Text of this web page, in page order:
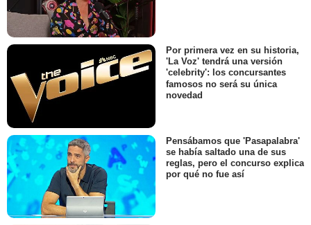
Por primera vez en su historia,
'La Voz' tendrá una versión
'celebrity': los concursantes
famosos no será su única
novedad
Pensábamos que 'Pasapalabra'
se había saltado una de sus
reglas, pero el concurso explica
por qué no fue así